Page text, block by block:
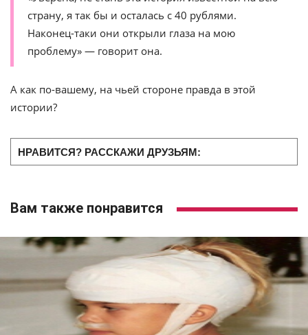
страну, я так бы и осталась с 40 рублями.
Наконец-таки они открыли глаза на мою
проблему» — говорит она.
А как по-вашему, на чьей стороне правда в этой
истории?
НРАВИТСЯ? РАССКАЖИ ДРУЗЬЯМ:
Вам также понравится